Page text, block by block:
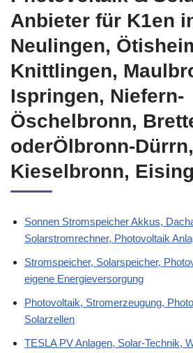
Anbieter für K1en
Neulingen,
Knittlingen,
Ispringen, Niefern-
Öschelbronn,
oderÖlbronn-Dürrn,
Kieselbronn,
Sonnen Stromspeicher Akkus,
Solarstromrechner, Photovoltaik
Stromspeicher, Solarspeicher,
eigene Energieversorgung
Photovoltaik, Stromerzeugung,
Solarzellen
TESLA PV Anlagen, Solar-Technik,